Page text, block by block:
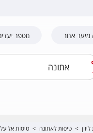
מיעד אחר מספר
> טיסות לאתונה > טיסות אל